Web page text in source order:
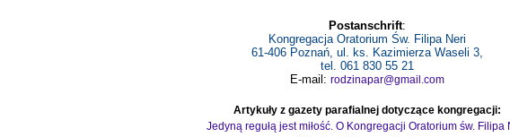
Postanschrift:
Kongregacja Oratorium Św. Filipa Neri
61-406 Poznań, ul. ks. Kazimierza Waseli 3,
tel. 061 830 55 21
E-mail: rodzinapar@gmail.com
Artykuły z gazety parafialnej dotyczące kongregacji:
Jedyną regułą jest miłość. O Kongregacji Oratorium św. Filipa